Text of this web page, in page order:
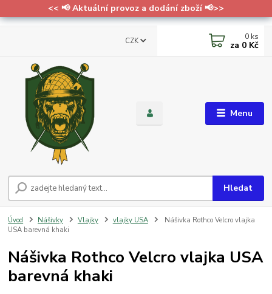
<< 📢 Aktuální provoz a dodání zboží 📢>>
Menu
CZK
Hledat
0 ks
za 0 Kč
Úvod Nášivky Vlajky vlajky USA
Nášivka Rothco Velcro vlajka
USA barevná khaki
Nášivka Rothco Velcro vlajka USA
barevná khaki